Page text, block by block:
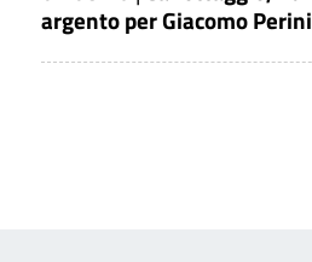
argento per Giacomo Perini